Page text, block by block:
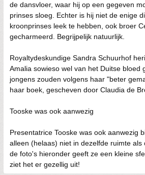
de dansvloer, waar hij op een gegeven
prinses sloeg. Echter is hij niet de enige
kroonprinses leek te hebben, ook broer
gecharmeerd. Begrijpelijk natuurlijk.
Royaltydeskundige Sandra Schuurhof
Amalia sowieso wel van het Duitse bloed
jongens zouden volgens haar "beter
haar boek, gescheven door Claudia de
Tooske was ook aanwezig
Presentatrice Tooske was ook aanwezig
alleen (helaas) niet in dezelfde ruimte als
de foto's hieronder geeft ze een kleine
ziet het er gezellig uit!